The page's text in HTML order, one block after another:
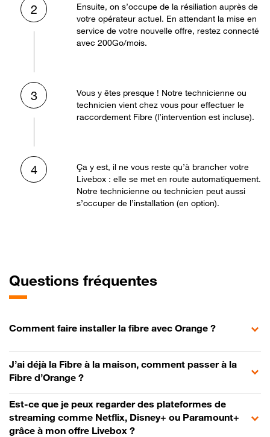
2
Ensuite, on s’occupe de la résiliation auprès de
votre opérateur actuel. En attendant la mise en
service de votre nouvelle offre, restez connecté
avec 200Go/mois.
3
Vous y êtes presque ! Notre technicienne ou
technicien vient chez vous pour effectuer le
raccordement Fibre (l’intervention est incluse).
4
Ça y est, il ne vous reste qu’à brancher votre
Livebox : elle se met en route automatiquement.
Notre technicienne ou technicien peut aussi
s’occuper de l’installation (en option).
Questions fréquentes
Comment faire installer la fibre avec Orange ?
J’ai déjà la Fibre à la maison, comment passer à la
Fibre d’Orange ?
Est-ce que je peux regarder des plateformes de
streaming comme Netflix, Disney+ ou Paramount+
grâce à mon offre Livebox ?